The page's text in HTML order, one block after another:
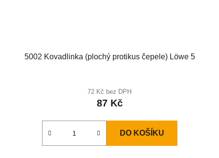
5002 Kovadlinka (plochý protikus čepele) Löwe 5
72 Kč bez DPH
87 Kč
DO KOŠÍKU